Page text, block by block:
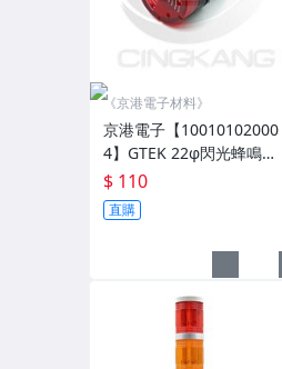
《京港電子材料》
京港電子【10010102000
4】GTEK 22φ閃光蜂鳴器
AC110V紅
$ 110
直購